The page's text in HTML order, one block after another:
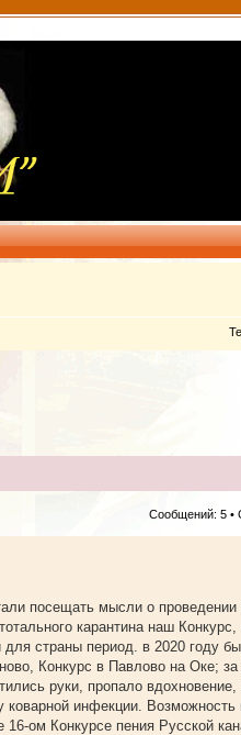
Сообщений: 5 •
посещать мысли о проведении
карантина наш
страны период. в 2020 году
Конкурс в Павлово на Оке; за
руки, пропало
инфекции. Возможность
ом Конкурсе пения Русской